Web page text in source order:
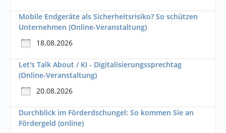
Mobile Endgeräte als Sicherheitsrisiko? So schützen
Unternehmen (Online-Veranstaltung)
18.08.2026
Let's Talk About / KI - Digitalisierungssprechtag
(Online-Veranstaltung)
20.08.2026
Durchblick im Förderdschungel: So kommen Sie an
Fördergeld (online)